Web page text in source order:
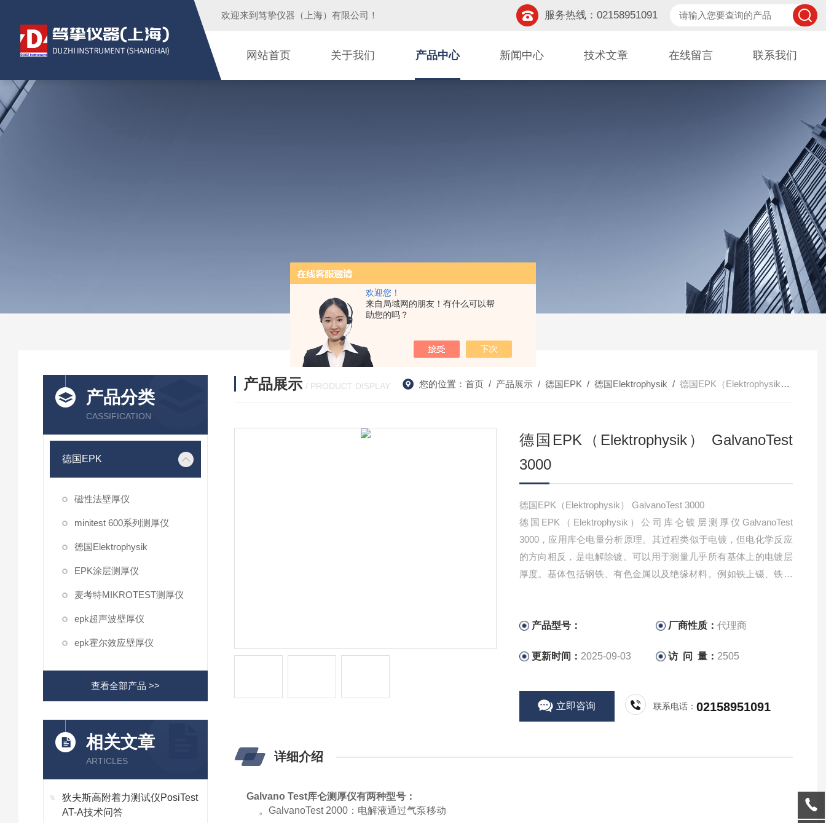
欢迎您！
来自局域网的朋友！有什么可以帮
助您的吗？
欢迎来到 笃挚仪器（上海）有限公司 ！ 服务热线：02158951091
网站首页 关于我们 产品中心 新闻中心 技术文章 在线留言 联系我们
产品分类
CASSIFICATION
德国EPK
磁性法壁厚仪
minitest 600系列测厚仪
德国Elektrophysik
EPK涂层测厚仪
麦考特MIKROTEST测厚仪
epk超声波壁厚仪
epk霍尔效应壁厚仪
查看全部产品 >>
相关文章
ARTICLES
狄夫斯高附着力测试仪PosiTest
AT-A技术问答
产品展示 / PRODUCT DISPLAY 您的位置： 首页/ 产品展示/ 德国EPK / 德国Elektrophysik / 德国EPK（Elektrophysik） GalvanoTest 3000
德国EPK（Elektrophysik） GalvanoTest
3000
德国EPK（Elektrophysik） GalvanoTest 3000
德国EPK（Elektrophysik）公司库仑镀层测厚仪GalvanoTest
3000，应用库仑电量分析原理。其过程类似于电镀，但电化学反应
的方向相反，是电解除镀。可以用于测量几乎所有基体上的电镀层
厚度。基体包括钢铁、有色金属以及绝缘材料。例如铁上镊、铁上
产品型号： 厂商性质：代理商
更新时间： 2025-09-03 访 问 量： 2505
立即咨询 联系电话：02158951091
详细介绍
Galvano Test库仑测厚仪有两种型号：
。GalvanoTest 2000：电解液通过气泵移动